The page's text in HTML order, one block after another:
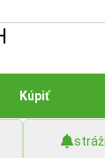
Kúpiť